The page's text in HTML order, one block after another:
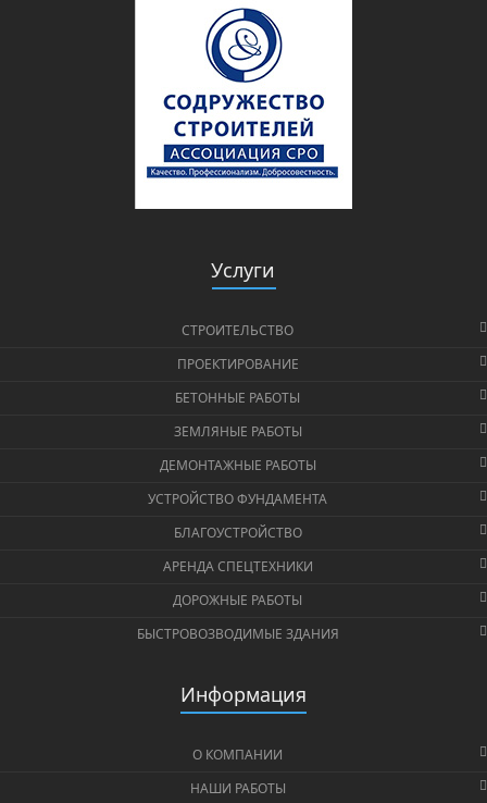
Услуги
СТРОИТЕЛЬСТВО
ПРОЕКТИРОВАНИЕ
БЕТОННЫЕ РАБОТЫ
ЗЕМЛЯНЫЕ РАБОТЫ
ДЕМОНТАЖНЫЕ РАБОТЫ
УСТРОЙСТВО ФУНДАМЕНТА
БЛАГОУСТРОЙСТВО
АРЕНДА СПЕЦТЕХНИКИ
ДОРОЖНЫЕ РАБОТЫ
БЫСТРОВОЗВОДИМЫЕ ЗДАНИЯ
Информация
О КОМПАНИИ
НАШИ РАБОТЫ